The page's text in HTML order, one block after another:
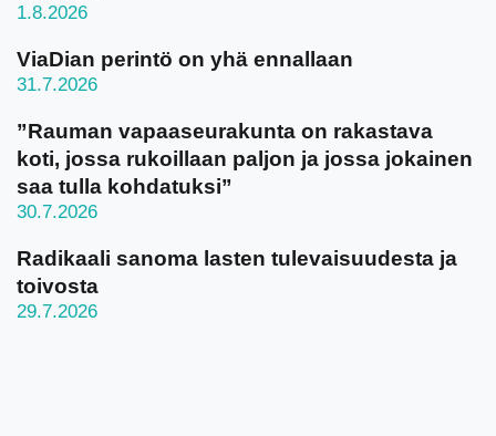
1.8.2026
ViaDian perintö on yhä ennallaan
31.7.2026
”Rauman vapaaseurakunta on rakastava
koti, jossa rukoillaan paljon ja jossa jokainen
saa tulla kohdatuksi”
30.7.2026
Radikaali sanoma lasten tulevaisuudesta ja
toivosta
29.7.2026